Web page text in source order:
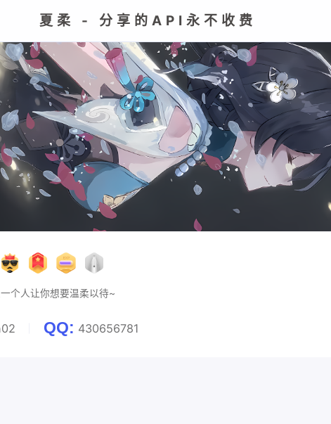
夏柔 - 分享的API永不收费
个人让你想要温柔以待~
QQ: 430656781